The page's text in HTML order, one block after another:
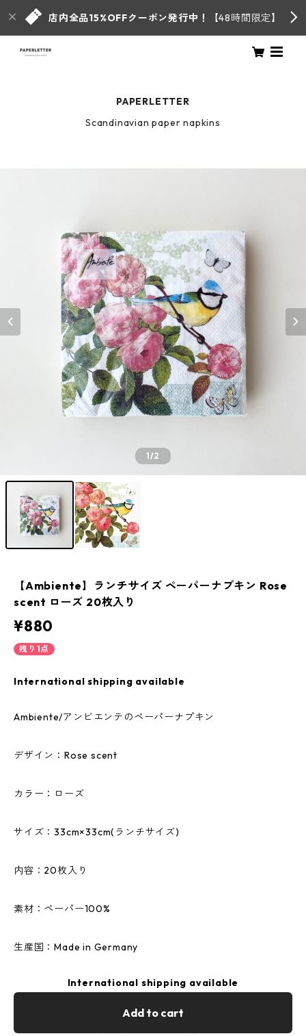
店内全品15%OFFクーポン発行中！ 【48時間限定】
PAPERLETTER
Scandinavian paper napkins
1/2
【Ambiente】ランチサイズ ペーパーナプキン Rose
scent ローズ 20枚入り
¥880
残り1点
International shipping available
Ambiente/アンビエンテのペーパーナプキン
デザイン：Rose scent
カラー：ローズ
サイズ：33cm×33cm(ランチサイズ)
内容：20枚入り
素材：ペーパー100%
生産国：Made in Germany
International shipping available
Add to cart